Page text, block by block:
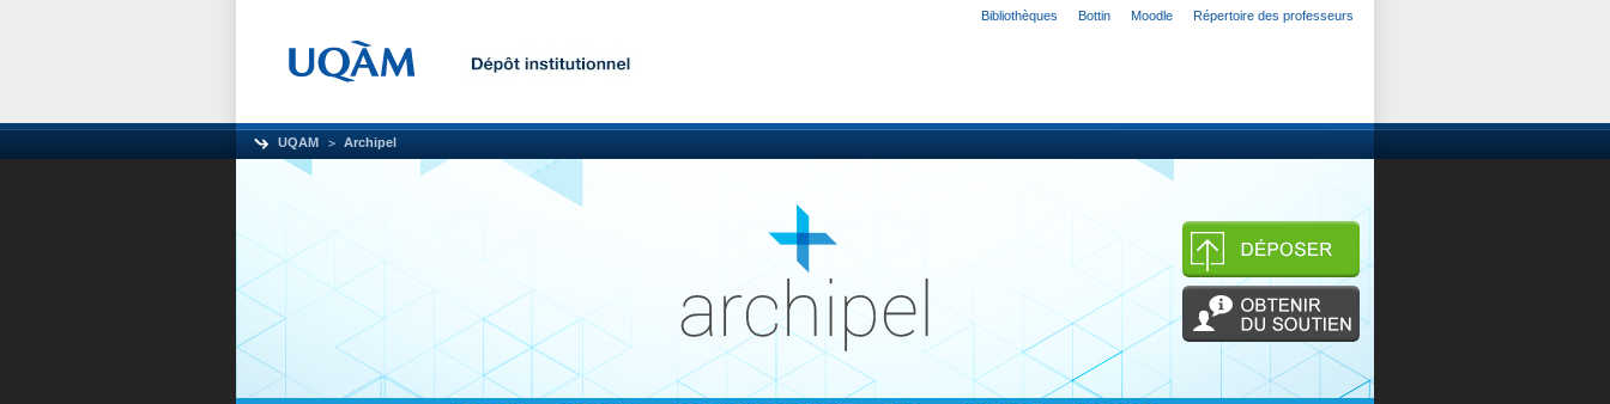
Bibliothèques Bottin Moodle Répertoire des professeurs
UQAM Archipel